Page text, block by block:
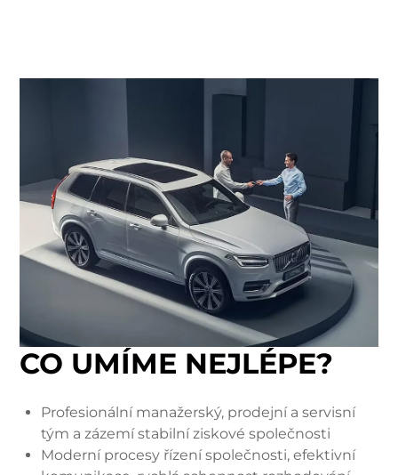
CO UMÍME NEJLÉPE?
Profesionální manažerský, prodejní a servisní
tým a zázemí stabilní ziskové společnosti
Moderní procesy řízení společnosti, efektivní